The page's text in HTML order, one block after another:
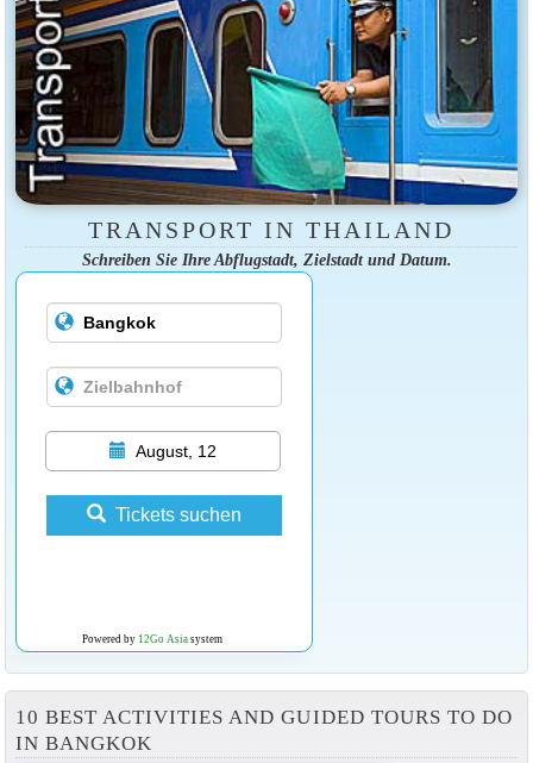
TRANSPORT IN THAILAND
Schreiben Sie Ihre Abflugstadt, Zielstadt und Datum.
August, 12
Tickets suchen
Powered by 12Go Asiasystem
10 BEST ACTIVITIES AND GUIDED TOURS TO DO
IN BANGKOK